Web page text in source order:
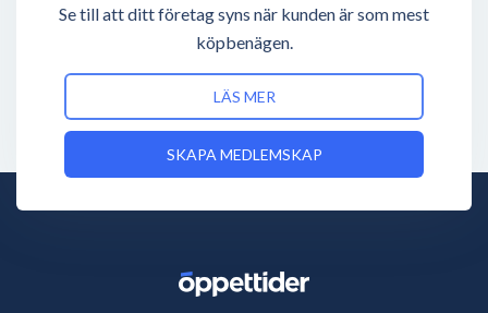
Se till att ditt företag syns när kunden är som mest
köpbenägen.
LÄS MER
SKAPA MEDLEMSKAP